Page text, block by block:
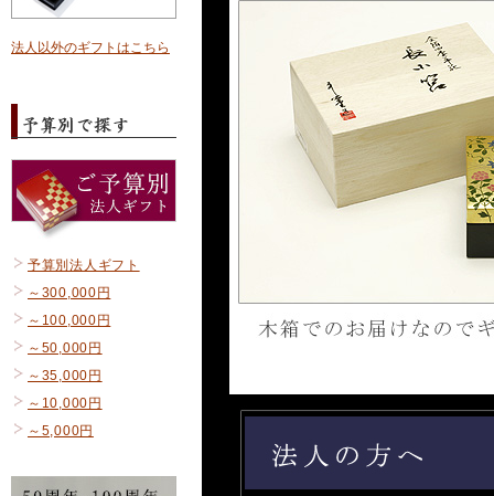
法人以外のギフトはこちら
予算別法人ギフト
～300,000円
～100,000円
～50,000円
～35,000円
～10,000円
～5,000円